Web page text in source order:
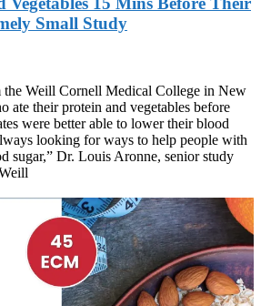
Small Study
the Weill Cornell Medical College in New
ate their protein and vegetables before
were better able to lower their blood
looking for ways to help people with
sugar,” Dr. Louis Aronne, senior study